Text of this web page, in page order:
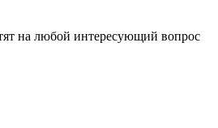
на любой интересующий вопрос